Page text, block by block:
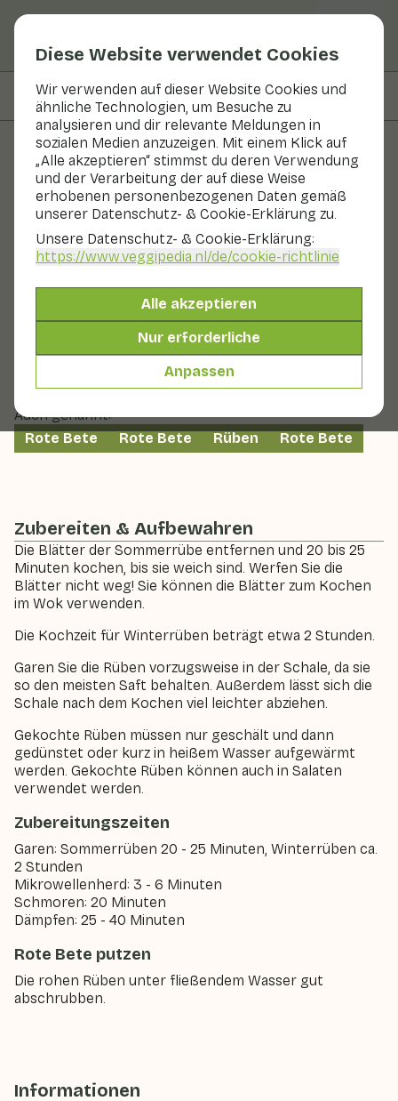
Diese Website verwendet Cookies
Wir verwenden auf dieser Website Cookies und
ähnliche Technologien, um Besuche zu
analysieren und dir relevante Meldungen in
sozialen Medien anzuzeigen. Mit einem Klick auf
„Alle akzeptieren“ stimmst du deren Verwendung
und der Verarbeitung der auf diese Weise
erhobenen personenbezogenen Daten gemäß
unserer Datenschutz- & Cookie-Erklärung zu.
Unsere Datenschutz- & Cookie-Erklärung:
https://www.veggipedia.nl/de/cookie-richtlinie
Alle akzeptieren
Nur erforderliche
Anpassen
Auf dieser Seite Informationen
Obst und Gemüse
Rote Bete
In Saison Gemüse Kühlschrank
Blättern mit roten Adern. Es gibt Sommer- und
Winterrüben. Die Rote Bete wurde bereits im 16.
Jahrhundert als nahrhaftes und schmackhaftes
Gemüse entdeckt. Jahrhundert als nahrhaftes und
schmackhaftes Gemüse entdeckt. Die rote Farbe der
Roten Bete ist auf den in ihr enthaltenen natürlichen
Auch genannt:
Rote Bete
Rote Bete Rüben Rote Bete
Zubereiten & Aufbewahren
Die Blätter der Sommerrübe entfernen und 20 bis 25
Minuten kochen, bis sie weich sind. Werfen Sie die
Blätter nicht weg! Sie können die Blätter zum Kochen
im Wok verwenden.
Die Kochzeit für Winterrüben beträgt etwa 2 Stunden.
Garen Sie die Rüben vorzugsweise in der Schale, da sie
so den meisten Saft behalten. Außerdem lässt sich die
Schale nach dem Kochen viel leichter abziehen.
Gekochte Rüben müssen nur geschält und dann
gedünstet oder kurz in heißem Wasser aufgewärmt
werden. Gekochte Rüben können auch in Salaten
verwendet werden.
Zubereitungszeiten
Garen: Sommerrüben 20 - 25 Minuten, Winterrüben ca.
2 Stunden
Mikrowellenherd: 3 - 6 Minuten
Schmoren: 20 Minuten
Dämpfen: 25 - 40 Minuten
Rote Bete putzen
Die rohen Rüben unter fließendem Wasser gut
abschrubben.
Informationen